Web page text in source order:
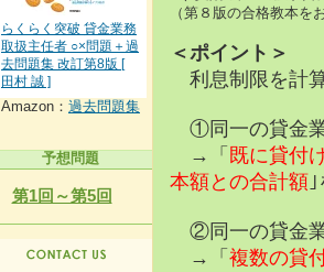
らくらく突破 貸金業務
取扱主任者 ○×問題＋過
去問題集 改訂第8版 [
田村 誠 ]
Amazon： 過去問題集
予想問題
第1回～第5回
（第８版の合格教本を
＜ポイント＞
利息制限を計
①同一の貸金業
→「 既に貸付
本額との合計額
②同一の貸金業
→「 複数の貸